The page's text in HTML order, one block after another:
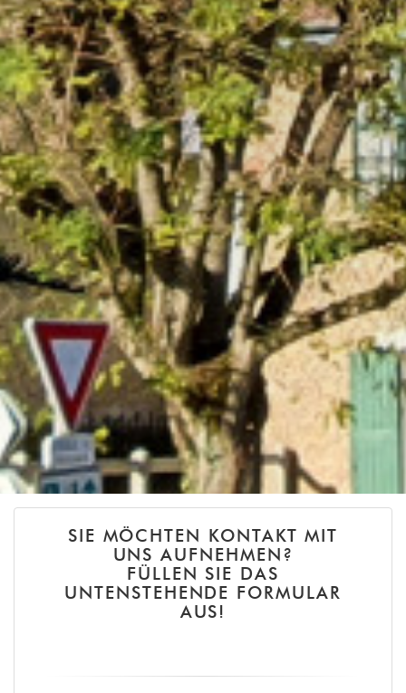
SIE MÖCHTEN KONTAKT MIT
UNS AUFNEHMEN?
FÜLLEN SIE DAS
UNTENSTEHENDE FORMULAR
AUS!